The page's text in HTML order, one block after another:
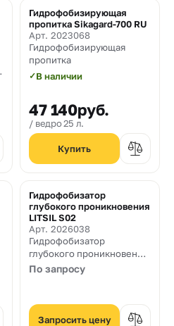
Гидрофобизирующая
пропитка Sikagard-700 RU
Арт. 2023068
Гидрофобизирующая
пропитка
✓В наличии
47 140руб.
ведро 25 л.
Гидрофобизатор
глубокого проникновения
LITSIL S02
Арт. 2026038
Гидрофобизатор
глубокого проникновения
для минеральных
По запросу
Запросить цену